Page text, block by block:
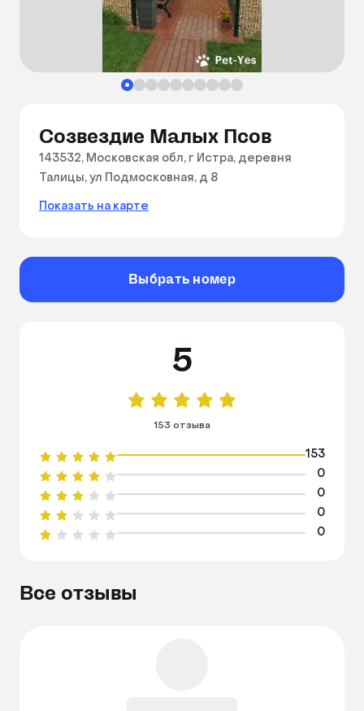
Созвездие Малых Псов
143532, Московская обл, г Истра, деревня
Талицы, ул Подмосковная, д 8
Показать на карте
Выбрать номер
5
153 отзыва
153
0
0
0
0
Все отзывы